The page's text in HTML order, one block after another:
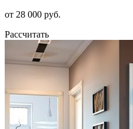
от 28 000 руб.
Рассчитать